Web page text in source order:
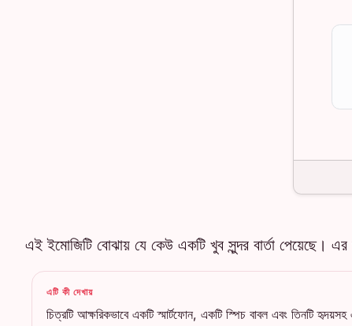
এই ইমোজিটি বোঝায় যে কেউ একটি খুব সুন্দর বার্তা পেয়েছে।
এটি কী দেখায়
চিত্রটি আক্ষরিকভাবে একটি স্মার্টফোন, একটি স্পিচ বাবল এবং তিনটি